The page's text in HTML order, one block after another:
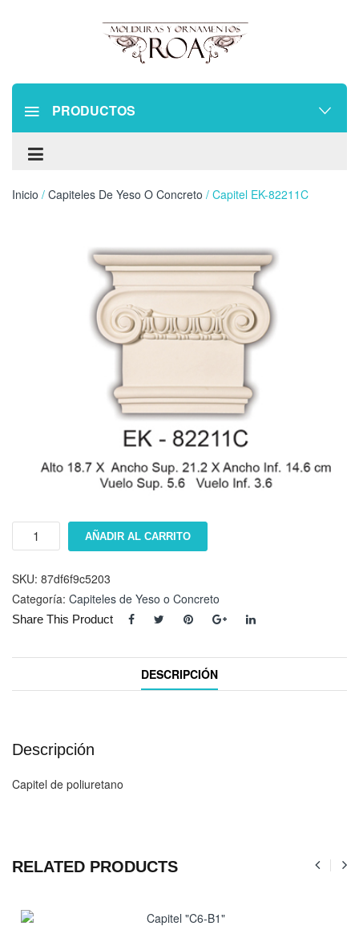
PRODUCTOS
Inicio / Capiteles De Yeso O Concreto / Capitel EK-82211C
Capitel
cantidad
AÑADIR AL CARRITO
SKU: 87df6f9c5203
Categoría: Capiteles de Yeso o Concreto
Share This Product
DESCRIPCIÓN
Descripción
Capitel de poliuretano
RELATED PRODUCTS